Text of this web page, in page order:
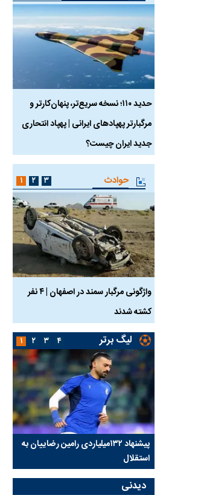
حدید ۱۱۰؛ نسخه سریع‌تر، پنهان‌کارتر و
مرگبارتر پهپادهای ایرانی | پهپاد انتحاری
جدید ایران چیست؟
حوادث
واژگونی مرگبار سمند در اصفهان | ۴ نفر
کشته شدند
۱ ۲ ۳
لیگ برتر
پیشنهاد ۱۳۲میلیاردی رامین رضاییان به
استقلال
۱ ۲ ۳ ۴
دیدنی